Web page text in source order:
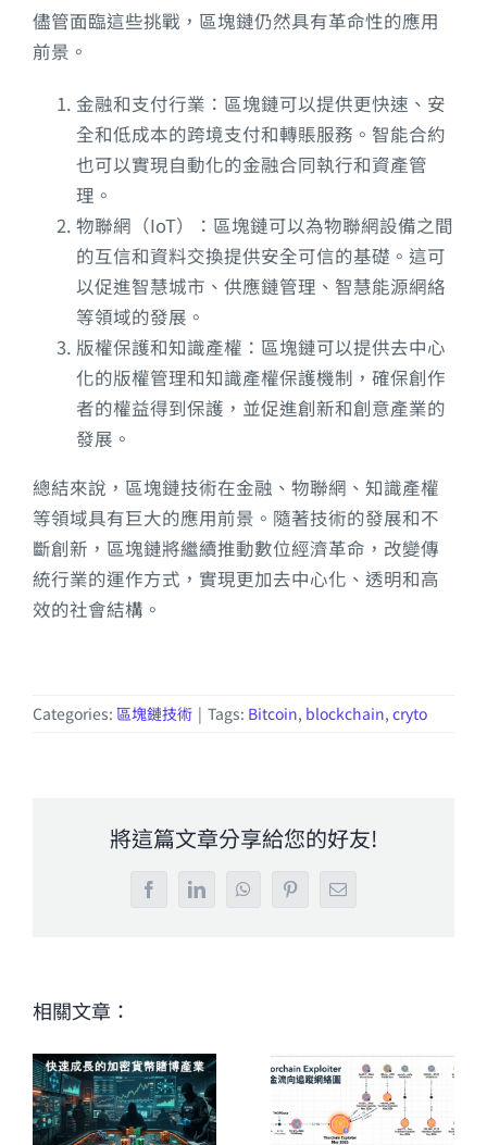
儘管面臨這些挑戰，區塊鏈仍然具有革命性的應用
前景。
金融和支付行業：區塊鏈可以提供更快速、安
全和低成本的跨境支付和轉賬服務。智能合約
也可以實現自動化的金融合同執行和資產管
理。
物聯網（IoT）：區塊鏈可以為物聯網設備之間
的互信和資料交換提供安全可信的基礎。這可
以促進智慧城市、供應鏈管理、智慧能源網絡
等領域的發展。
版權保護和知識產權：區塊鏈可以提供去中心
化的版權管理和知識產權保護機制，確保創作
者的權益得到保護，並促進創新和創意產業的
發展。
總結來說，區塊鏈技術在金融、物聯網、知識產權
等領域具有巨大的應用前景。隨著技術的發展和不
斷創新，區塊鏈將繼續推動數位經濟革命，改變傳
統行業的運作方式，實現更加去中心化、透明和高
效的社會結構。
Categories: 區塊鏈技術 | Tags: Bitcoin, blockchain, cryto
將這篇文章分享給您的好友!
FacebookLinkedInWhatsAppPinterestEmail:
相關文章：